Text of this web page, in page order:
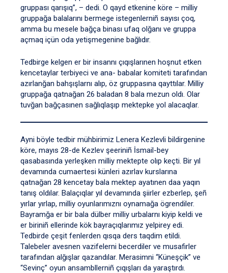
gruppası qarışıq”, – dedi. O qayd etkenine köre – milliy
gruppağa balalarını bermege istegenlerniñ sayısı çoq,
amma bu mesele bağça binası ufaq olğanı ve gruppa
açmaq içün oda yetişmegenine bağlıdır.
Tedbirge kelgen er bir insannı çıqışlarınen hoşnut etken
kencetaylar terbiyeci ve ana- babalar komiteti tarafından
azırlanğan bahşışlarnı alıp, öz gruppasına qayttılar. Milliy
gruppağa qatnağan 26 baladan 8 bala mezun oldı. Olar
tuvğan bağçasınen sağlıqlaşıp mektepke yol alacaqlar.
Ayni böyle tedbir mühbirimiz Lenera Kezlevli bildirgenine
köre, mayıs 28-de Kezlev şeeriniñ İsmail-bey
qasabasında yerleşken milliy mektepte olıp keçti. Bir yıl
devamında cumaertesi künleri azırlav kurslarına
qatnağan 28 kencetay bala mektep ayatınen daa yaqın
tanış oldılar. Balaçıqlar yıl devamında şiirler ezberlep, şeñ
yırlar yırlap, milliy oyunlarımıznı oynamağa ögrendiler.
Bayramğa er bir bala dülber milliy urbalarnı kiyip keldi ve
er biriniñ ellerinde kök bayraçıqlarımız yelpirey edi.
Tedbirde çeşit fenlerden qısqa ders taqdim etildi.
Talebeler avesnen vazifelerni becerdiler ve musafirler
tarafından alğışlar qazandılar. Merasimni “Küneşçik” ve
“Sevinç” oyun ansambllerniñ çıqışları da yaraştırdı.